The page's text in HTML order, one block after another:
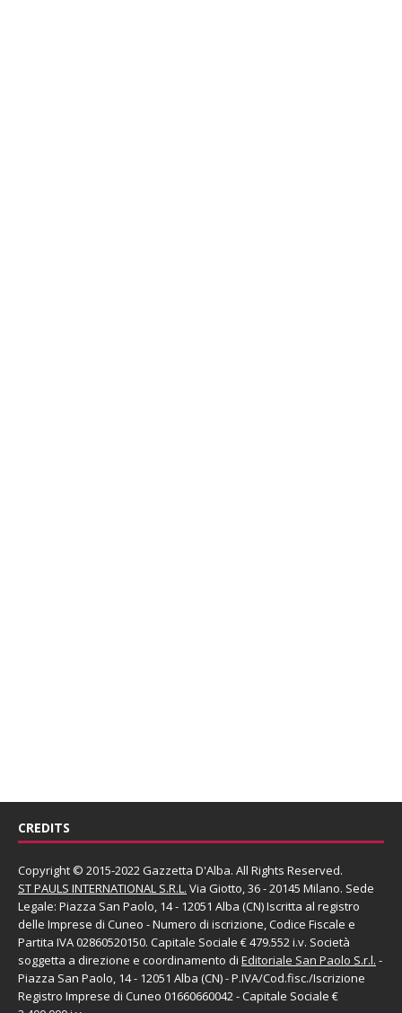
CREDITS
Copyright © 2015-2022 Gazzetta D'Alba. All Rights Reserved.
ST PAULS INTERNATIONAL S.R.L. Via Giotto, 36 - 20145 Milano. Sede
Legale: Piazza San Paolo, 14 - 12051 Alba (CN) Iscritta al registro
delle Imprese di Cuneo - Numero di iscrizione, Codice Fiscale e
Partita IVA 02860520150. Capitale Sociale € 479.552 i.v. Società
soggetta a direzione e coordinamento di Editoriale San Paolo S.r.l. -
Piazza San Paolo, 14 - 12051 Alba (CN) - P.IVA/Cod.fisc./Iscrizione
Registro Imprese di Cuneo 01660660042 - Capitale Sociale €